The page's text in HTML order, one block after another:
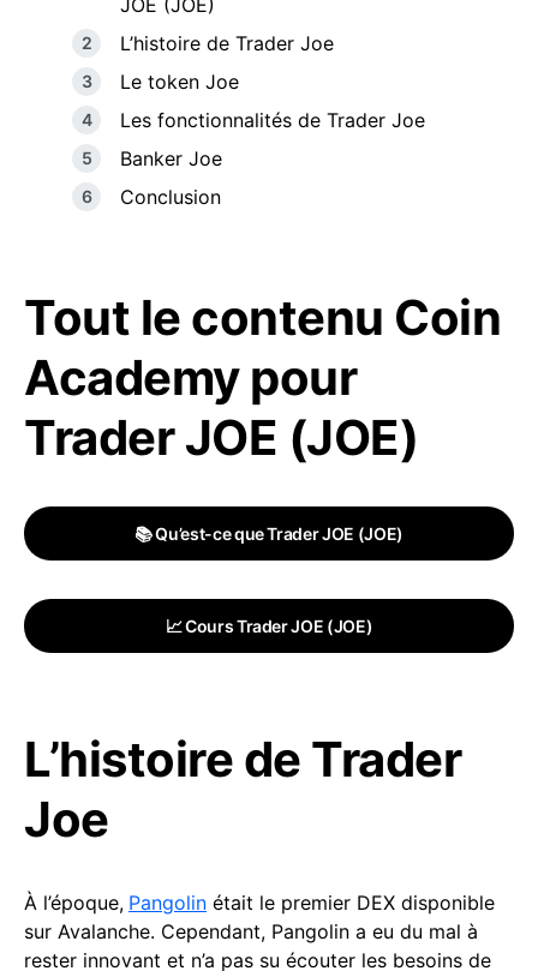
JOE (JOE)
L’histoire de Trader Joe
Le token Joe
Les fonctionnalités de Trader Joe
Banker Joe
Conclusion
Tout le contenu Coin
Academy pour
Trader JOE (JOE)
📚 Qu’est-ce que Trader JOE (JOE)
📈 Cours Trader JOE (JOE)
L’histoire de Trader
Joe
À l’époque, Pangolin était le premier DEX disponible
sur Avalanche. Cependant, Pangolin a eu du mal à
rester innovant et n’a pas su écouter les besoins de